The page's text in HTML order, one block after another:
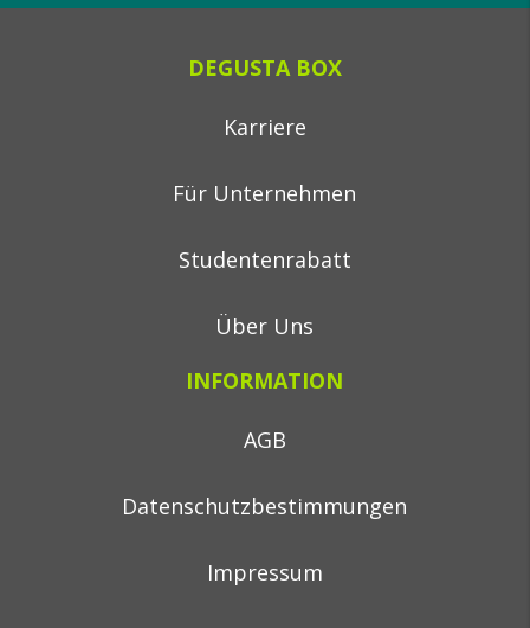
DEGUSTA BOX
Karriere
Für Unternehmen
Studentenrabatt
Über Uns
INFORMATION
AGB
Datenschutzbestimmungen
Impressum